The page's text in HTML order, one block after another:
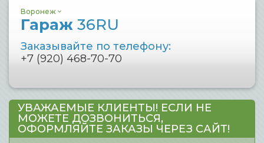
Воронеж
Гараж 36RU
Заказывайте по телефону:
+7 (920) 468-70-70
УВАЖАЕМЫЕ КЛИЕНТЫ! ЕСЛИ НЕ
МОЖЕТЕ ДОЗВОНИТЬСЯ,
ОФОРМЛЯЙТЕ ЗАКАЗЫ ЧЕРЕЗ САЙТ!